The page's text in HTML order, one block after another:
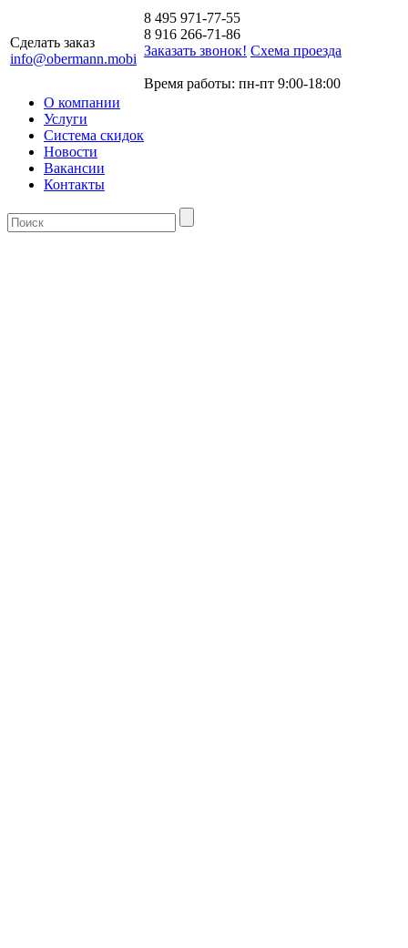
Сделать заказ
info@obermann.mobi
8 495 971-77-55
8 916 266-71-86
Заказать звонок! Схема проезда
Время работы: пн-пт 9:00-18:00
О компании
Услуги
Система скидок
Новости
Вакансии
Контакты